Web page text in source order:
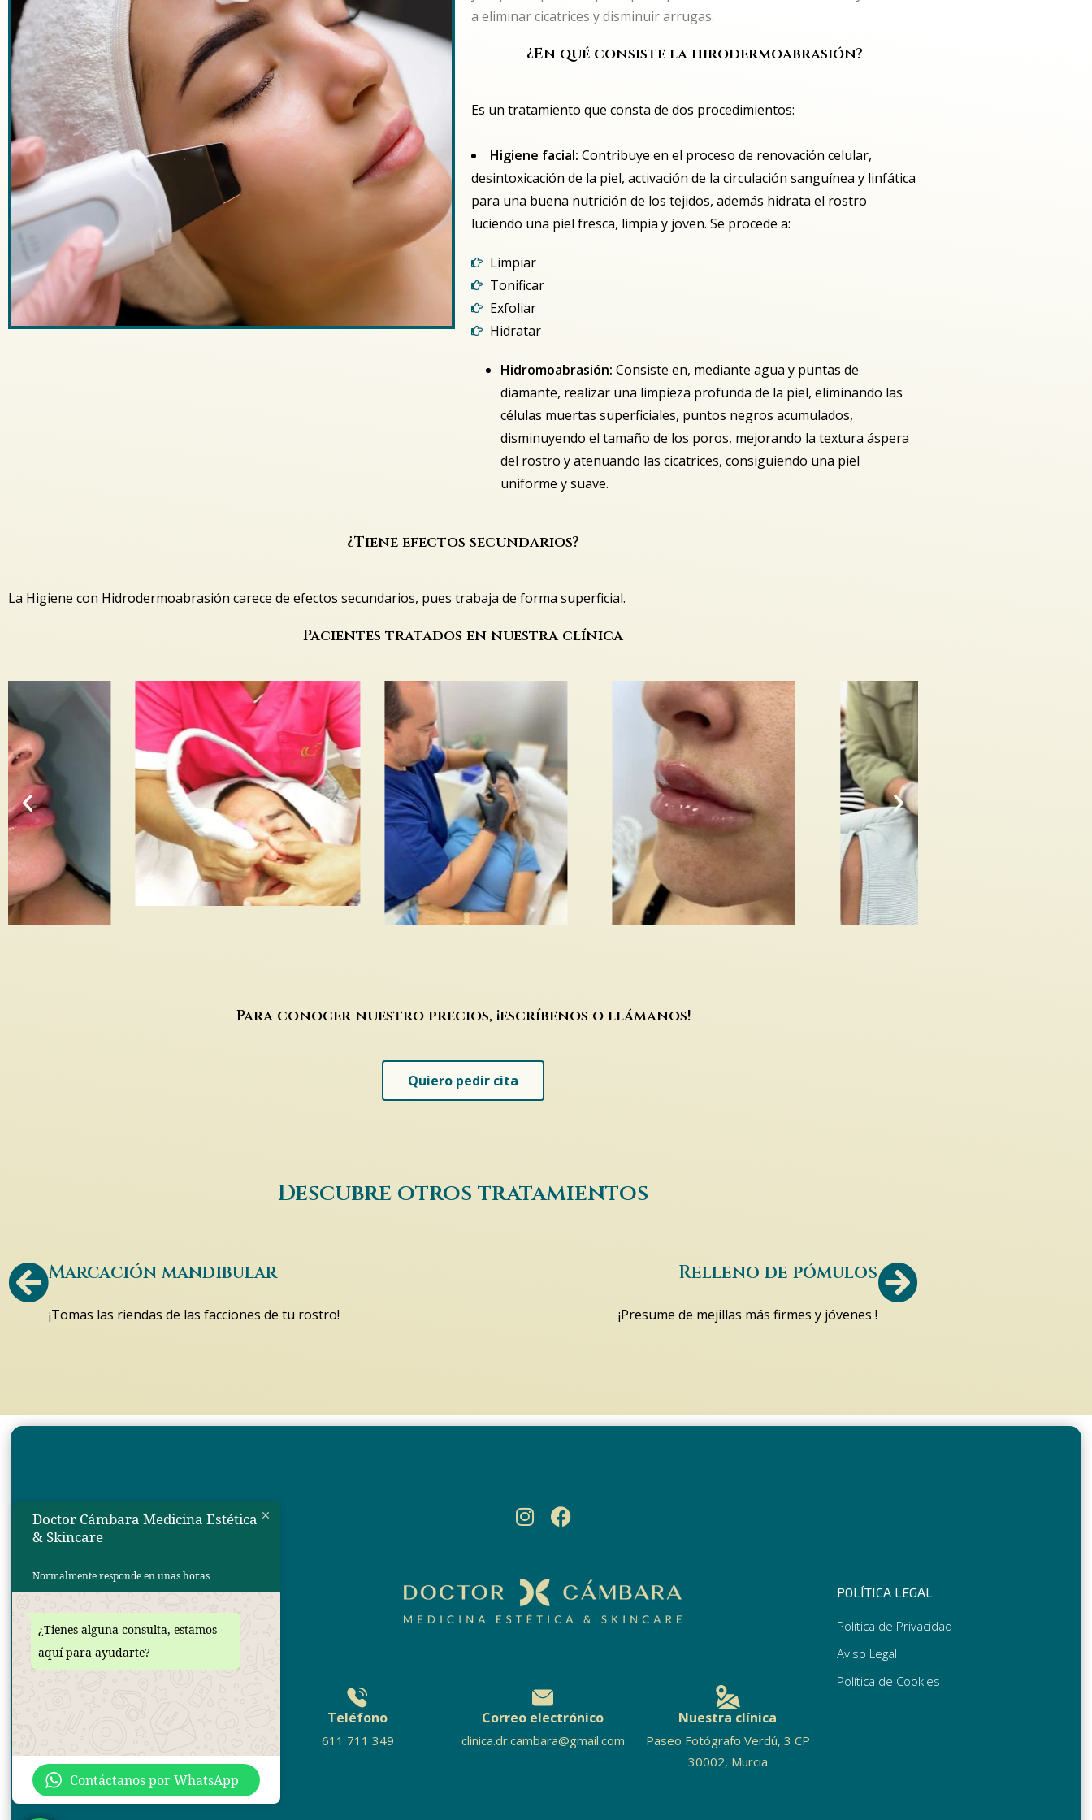
a eliminar cicatrices y disminuir arrugas.
¿En qué consiste la hirodermoabrasión?
Es un tratamiento que consta de dos procedimientos:
Higiene facial: Contribuye en el proceso de renovación celular,
desintoxicación de la piel, activación de la circulación sanguínea y linfática
para una buena nutrición de los tejidos, además hidrata el rostro
luciendo una piel fresca, limpia y joven. Se procede a:
Limpiar
Tonificar
Exfoliar
Hidratar
Hidromoabrasión: Consiste en, mediante agua y puntas de
diamante, realizar una limpieza profunda de la piel, eliminando las
células muertas superficiales, puntos negros acumulados,
disminuyendo el tamaño de los poros, mejorando la textura áspera
del rostro y atenuando las cicatrices, consiguiendo una piel
uniforme y suave.
¿Tiene efectos secundarios?
La Higiene con Hidrodermoabrasión carece de efectos secundarios, pues trabaja de forma superficial.
Pacientes tratados en nuestra clínica
Para conocer nuestro precios, ¡escríbenos o llámanos!
Quiero pedir cita
Descubre otros tratamientos
Marcación mandibular
¡Tomas las riendas de las facciones de tu rostro!
Relleno de pómulos
¡Presume de mejillas más firmes y jóvenes !
Loss - Weight
Tratamientos
Teléfono
611 711 349
Correo electrónico
clinica.dr.cambara@gmail.com
Nuestra clínica
Paseo Fotógrafo Verdú, 3 CP
30002, Murcia
POLÍTICA LEGAL
Política de Privacidad
Aviso Legal
Política de Cookies
Doctor Cámbara Medicina Estética
& Skincare
Normalmente responde en unas horas
¿Tienes alguna consulta, estamos
aquí para ayudarte?
Contáctanos por WhatsApp